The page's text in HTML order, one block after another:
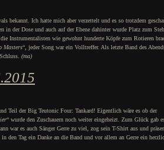
bekannt. Ich hatte mich aber verzettelt und es so trotzdem
der Dose und auch auf der Ebene dahinter wurde Platz zum
Instrumentalisten wie gewohnt hunderte Köpfe zum Rotieren
Masters“, jeder Song war ein Volltreffer. Als letzte Band des
(ma)
Teil der Big Teutonic Four: Tankard! Eigentlich wäre es ob der
“ wurde den Zuschauern noch weiter eingeheizt. Zum Glück gab
war es auch Sänger Gerre zu viel, zog sein T-Shirt aus und
den Tag ein Danke an die Band und vor allem an Gerre ein